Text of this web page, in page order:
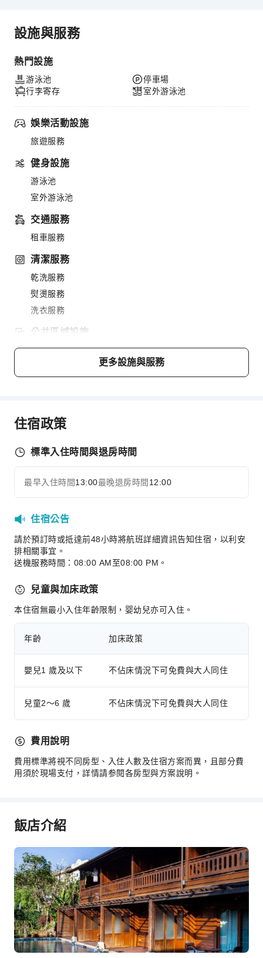
設施與服務
熱門設施
游泳池
行李寄存
停車場
室外游泳池
娛樂活動設施
旅遊服務
健身設施
游泳池
室外游泳池
交通服務
租車服務
清潔服務
乾洗服務
熨燙服務
洗衣服務
公共區域設施
公共區域wifi
櫃檯服務
櫃檯貴重物品保險箱
公共區域監控
展開全部
更多設施與服務
住宿政策
標準入住時間與退房時間
最早入住時間13:00最晚退房時間 12:00
住宿公告
請於預訂時或抵達前48小時將航班詳細資訊告知住宿，以利安
排相關事宜。
送機服務時間：08:00 AM至08:00 PM。
兒童與加床政策
本住宿無最小入住年齡限制，婴幼兒亦可入住。
年齡 加床政策
嬰兒1 歲及以下 不佔床情況下可免費與大人同住
兒童2～6 歲 不佔床情況下可免費與大人同住
費用說明
費用標準將視不同房型、入住人數及住宿方案而異，且部分費
用須於現場支付，詳情請参閱各房型與方案說明。
飯店介紹